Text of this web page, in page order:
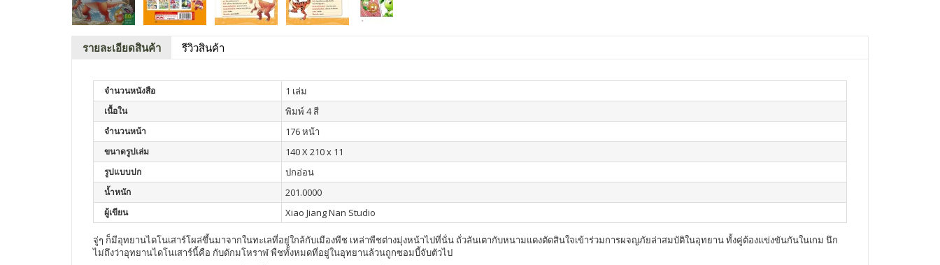
รายละเอียดสินค้า รีวิวสินค้า
จำนวนหนังสือ 1 เล่ม
เนื้อใน พิมพ์ 4 สี
จำนวนหน้า 176 หน้า
ขนาดรูปเล่ม 140 X 210 x 11
รูปแบบปก ปกอ่อน
น้ำหนัก 201.0000
ผู้เขียน Xiao Jiang Nan Studio
จู่ๆ ก็มีอุทยานไดโนเสาร์โผล่ขึ้นมาจากในทะเลที่อยู่ใกล้กับเมืองพืช เหล่าพืชต่างมุ่งหน้าไปที่นั่น ถั่วลันเตากับหนามแดงตัดสินใจเข้าร่วมการผจญภัยล่าสมบัติในอุทยาน ทั้งคู่ต้องแข่งขันกันในเกม นึก
ไม่ถึงว่าอุทยานไดโนเสาร์นี้คือ กับดักมโหราฬ พืชทั้งหมดที่อยู่ในอุทยานล้วนถูกซอมบี้จับตัวไป